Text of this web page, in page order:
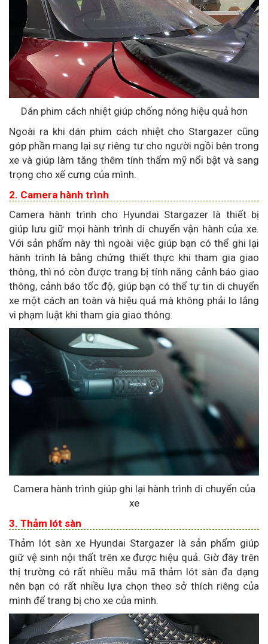
Dán phim cách nhiệt giúp chống nóng hiệu quả hơn
Ngoài ra khi dán phim cách nhiệt cho Stargazer cũng
góp phần mang lại sự riêng tư cho người ngồi bên trong
xe và giúp làm tăng thêm tính thẩm mỹ nổi bật và sang
trọng cho xế cưng của mình.
2. Camera hành trình
Camera hành trình cho Hyundai Stargazer là thiết bị
giúp lưu giữ mọi hành trình di chuyển vận hành của xe.
Với sản phẩm này thì ngoài việc giúp bạn có thể ghi lại
hành trình là bằng chứng thiết thực khi tham gia giao
thông, thì nó còn được trang bị tính năng cảnh báo giao
thông, cảnh báo tốc độ, giúp bạn có thể tự tin di chuyển
xe một cách an toàn và hiệu quả mà không phải lo lắng
vi phạm luật khi tham gia giao thông.
Camera hành trình giúp ghi lại hành trình di chuyển của
xe
3. Thảm lót sàn
Thảm lót sàn xe Hyundai Stargazer là sản phẩm giúp
giữ vệ sinh nội thất trên xe được hiệu quả. Giờ đây trên
thị trường có rất nhiều mẫu mã thảm lót sàn đa dạng
nên bạn có rất nhiều lựa chọn theo sở thích riêng của
mình để trang bị cho xe của mình.